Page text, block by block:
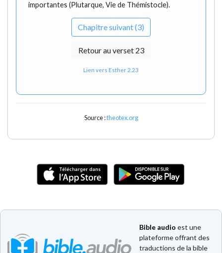
importantes (Plutarque, Vie de Thémistocle).
Chapitre suivant (3)
Retour au verset 23
Lien vers Esther 2.23
Source :theotex.org
Bible audio est une
plateforme offrant des
traductions de la bible